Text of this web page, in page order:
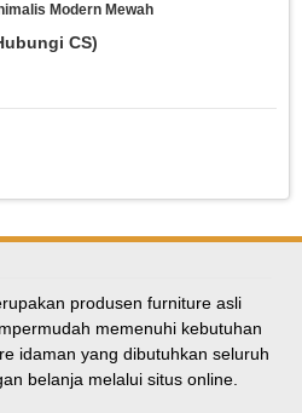
Modern Mewah
CS)
Minimalis Kursi Silang
9.000.000
produsen furniture asli
memenuhi kebutuhan
idaman yang dibutuhkan seluruh
belanja melalui situs online.